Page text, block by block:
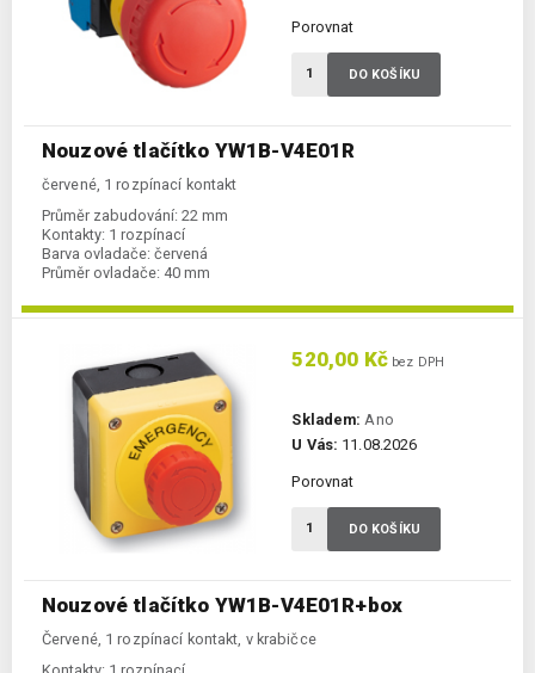
Nouzové tlačítko YW1B-V4E01R
červené, 1 rozpínací kontakt
Průměr zabudování: 22 mm
Kontakty: 1 rozpínací
Barva ovladače: červená
Průměr ovladače: 40 mm
Porovnat
DO KOŠÍKU
Nouzové tlačítko YW1B-V4E01R+box
Červené, 1 rozpínací kontakt, v krabičce
520,00 Kč bez DPH
Skladem: Ano
U Vás: 11.08.2026
Porovnat
DO KOŠÍKU